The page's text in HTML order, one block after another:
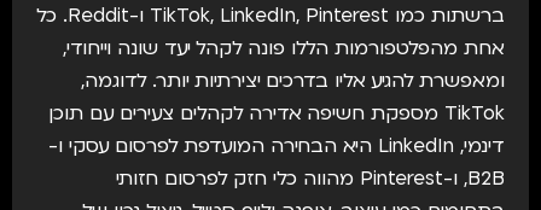
ברשתות כמו TikTok, LinkedIn, Pinterest ו-Reddit. כל
אחת מהפלטפורמות הללו פונה לקהל יעד שונה וייחודי,
ומאפשרת להגיע אליו בדרכים יצירתיות יותר. לדוגמה,
TikTok מספקת חשיפה אדירה לקהלים צעירים עם תוכן
דינמי, LinkedIn היא הבחירה המועדפת לפרסום עסקי ו-
B2B, ו-Pinterest מהווה כלי חזק לפרסום חזותי